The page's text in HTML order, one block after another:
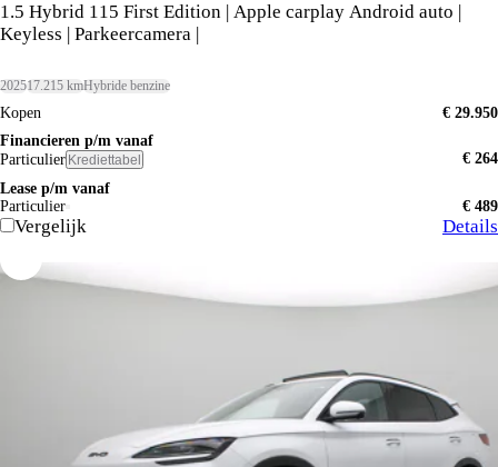
1.5 Hybrid 115 First Edition | Apple carplay Android auto |
Keyless | Parkeercamera |
202517.215 kmHybride benzine
Kopen
€ 29.950
Financieren p/m vanaf
Particulier Krediettabel
€ 264
Lease p/m vanaf
Particulier
€ 489
Vergelijk Details